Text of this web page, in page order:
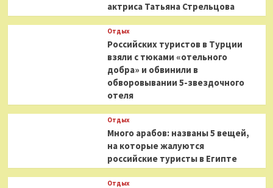
актриса Татьяна Стрельцова
Отдых
Российских туристов в Турции
взяли с тюками «отельного
добра» и обвинили в
обворовывании 5-звездочного
отеля
Отдых
Много арабов: названы 5 вещей,
на которые жалуются
российские туристы в Египте
Отдых